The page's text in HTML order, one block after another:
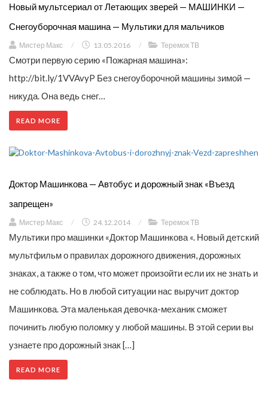
Новый мультсериал от Летающих зверей — МАШИНКИ —
Снегоуборочная машина — Мультики для мальчиков
Мистер Макс / 13.05.2016 / Теремок ТВ
Смотри первую серию «Пожарная машина»:
http://bit.ly/1VVAvyP Без снегоуборочной машины зимой —
никуда. Она ведь снег…
READ MORE
Доктор Машинкова — Автобус и дорожный знак «Въезд
запрещен»
Мистер Макс / 24.12.2014 / Теремок ТВ
Мультики про машинки «Доктор Машинкова «. Новый детский
мультфильм о правилах дорожного движения, дорожных
знаках, а также о том, что может произойти если их не знать и
не соблюдать. Но в любой ситуации нас выручит доктор
Машинкова. Эта маленькая девочка-механик сможет
починить любую поломку у любой машины. В этой серии вы
узнаете про дорожный знак […]
READ MORE